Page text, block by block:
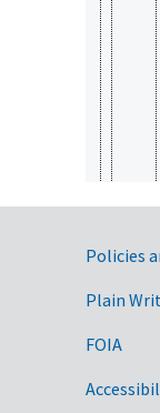
Policies
Plain
FOIA